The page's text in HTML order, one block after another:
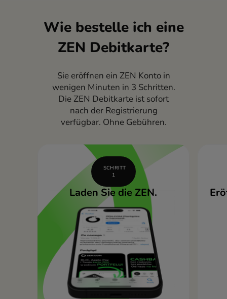
Wie bestelle ich eine
ZEN Debitkarte?
Sie eröffnen ein ZEN Konto in
wenigen Minuten in 3 Schritten.
Die ZEN Debitkarte ist sofort
nach der Registrierung
verfügbar. Ohne Gebühren.
SCHRITT
1
Laden Sie die ZEN.